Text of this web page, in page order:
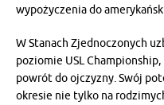
wypożyczenia do
W Stanach Zjednoczonych
poziomie USL
powrót do ojczyzny. Swój
okresie nie tylko na